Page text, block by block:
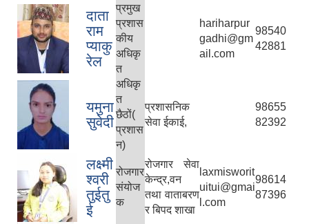
दाता
राम
प्याकु
रेल
प्रमुख
प्रशास
कीय
अधिकृ
त
hariharpur
gadhi@gm
ail.com
98540
42881
यमुना
सुवेदी
अधिकृ
त
छैठों(
प्रशास
न)
प्रशासनिक
सेवा ईकाई,
98655
82392
लक्ष्मी
श्वरी
तुईतु
ई
रोजगार
संयोज
क
रोजगार सेवा
केन्द्र,वन
तथा वाताबरण
र बिपद शाखा
laxmisworit
uitui@gmai
l.com
98614
87396